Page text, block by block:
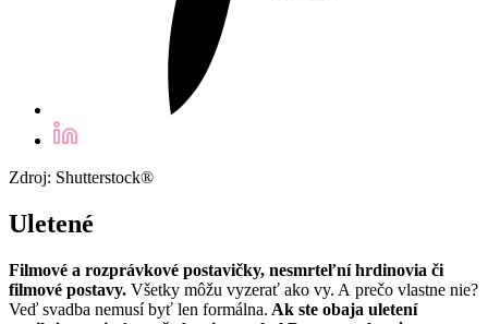
Zdroj: Shutterstock®
Uletené
Filmové a rozprávkové postavičky, nesmrteľní hrdinovia či
filmové postavy. Všetky môžu vyzerať ako vy. A prečo vlastne nie?
Veď svadba nemusí byť len formálna. Ak ste obaja uletení